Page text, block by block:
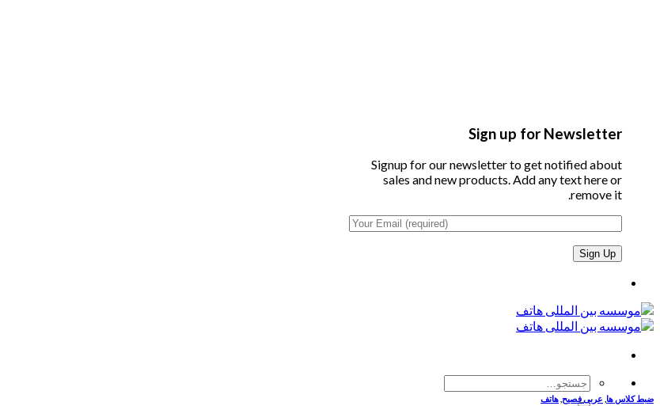
Sign up for Newsletter
Signup for our newsletter to get notified about
sales and new products. Add any text here or
remove it.
جستجو
برای:
ضبط کلاس ها عربی فصیح هاتف